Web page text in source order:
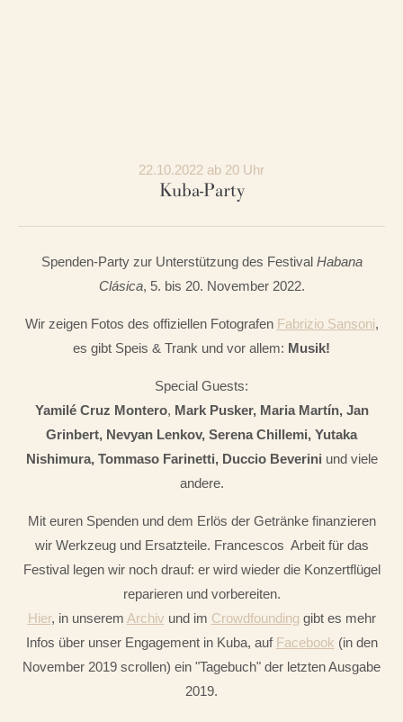
22.10.2022 ab 20 Uhr
Kuba-Party
Spenden-Party zur Unterstützung des Festival Habana
Clásica, 5. bis 20. November 2022.
Wir zeigen Fotos des offiziellen Fotografen Fabrizio Sansoni,
es gibt Speis & Trank und vor allem: Musik!
Special Guests:
Yamilé Cruz Montero, Mark Pusker, Maria Martín, Jan
Grinbert, Nevyan Lenkov, Serena Chillemi, Yutaka
Nishimura, Tommaso Farinetti, Duccio Beverini und viele
andere.
Mit euren Spenden und dem Erlös der Getränke finanzieren
wir Werkzeug und Ersatzteile. Francescos Arbeit für das
Festival legen wir noch drauf: er wird wieder die Konzertflügel
reparieren und vorbereiten.
Hier, in unserem Archiv und im Crowdfounding gibt es mehr
Infos über unser Engagement in Kuba, auf Facebook (in den
November 2019 scrollen) ein "Tagebuch" der letzten Ausgabe
2019.